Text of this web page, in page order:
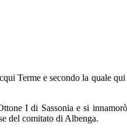
Terme e secondo la quale
I di Sassonia e si
del comitato di Albenga.